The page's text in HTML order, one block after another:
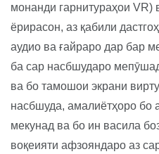
монанди гарнитураҳои VR)
ёрирасон, аз қабили
аудио ва ғайраро дар бар
ба сар насбшударо
ва бо тамошои экрани
насбшуда, амалиётҳоро бо
мекунад ва бо ин васила
воқеияти афзояндаро аз